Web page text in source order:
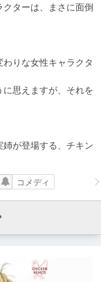
ターは、まさに面倒
りな女性キャラクタ
思えますが、それを
が登場する、チキン
コメディ